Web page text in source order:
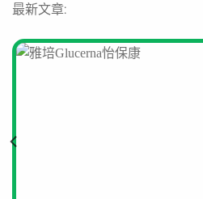
最新文章: